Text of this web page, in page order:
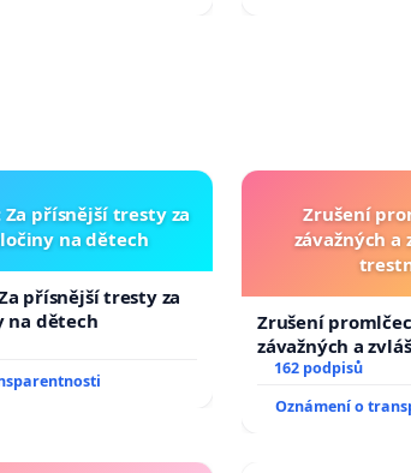
přísnější tresty za
na dětech
přísnější tresty za
na dětech
Zrušení
závažných a
Zrušení
závažných a
trestných činů
162 podpisů
Oznámení o